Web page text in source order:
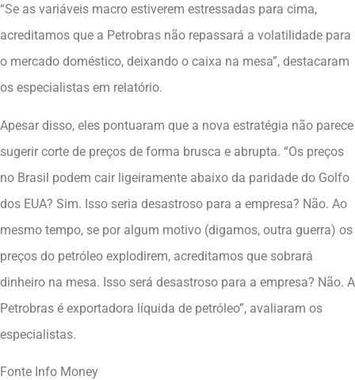
“Se as variáveis macro estiverem estressadas para cima,
acreditamos que a Petrobras não repassará a volatilidade para
o mercado doméstico, deixando o caixa na mesa”, destacaram
os especialistas em relatório.
Apesar disso, eles pontuaram que a nova estratégia não parece
sugerir corte de preços de forma brusca e abrupta. “Os preços
no Brasil podem cair ligeiramente abaixo da paridade do Golfo
dos EUA? Sim. Isso seria desastroso para a empresa? Não. Ao
mesmo tempo, se por algum motivo (digamos, outra guerra) os
preços do petróleo explodirem, acreditamos que sobrará
dinheiro na mesa. Isso será desastroso para a empresa? Não. A
Petrobras é exportadora líquida de petróleo”, avaliaram os
especialistas.
Fonte Info Money